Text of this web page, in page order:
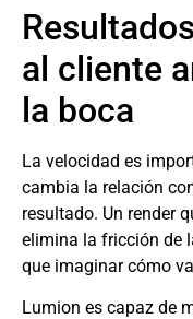
al cliente
la boca
La velocidad es
cambia la relación
resultado. Un render
elimina la fricción de
que imaginar cómo
Lumion es capaz de